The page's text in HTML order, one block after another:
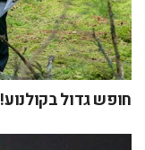
חופש גדול בקולנוע!